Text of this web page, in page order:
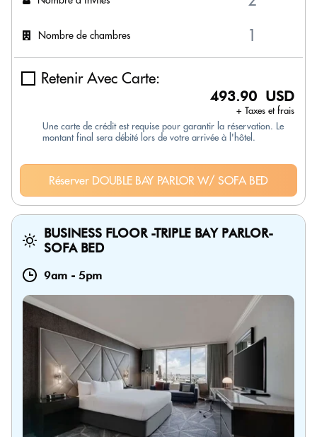
Nombre de chambres
Retenir Avec Carte:
493.90 USD
+ Taxes et frais
Une carte de crédit est requise pour garantir la réservation. Le
montant final sera débité lors de votre arrivée à l'hôtel.
Réserver DOUBLE BAY PARLOR W/ SOFA BED
BUSINESS FLOOR -TRIPLE BAY PARLOR-
SOFA BED
9am - 5pm